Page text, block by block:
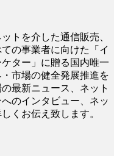
トを介した通信販売、
の事業者に向けた「イ
ター」に贈る国内唯一
市場の健全発展推進を
最新ニュース、ネット
のインタビュー、ネッ
くお伝え致します。